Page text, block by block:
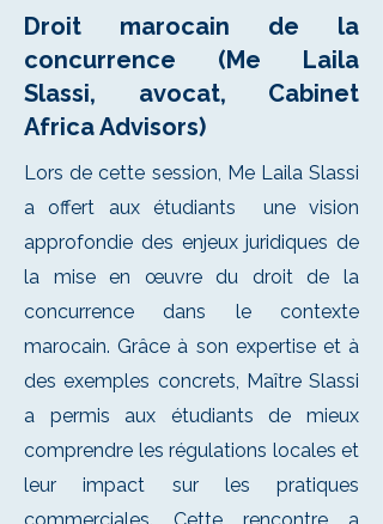
Droit marocain de la
concurrence (Me Laila
Slassi, avocat, Cabinet
Africa Advisors)
Lors de cette session, Me Laila Slassi
a offert aux étudiants une vision
approfondie des enjeux juridiques de
la mise en œuvre du droit de la
concurrence dans le contexte
marocain. Grâce à son expertise et à
des exemples concrets, Maître Slassi
a permis aux étudiants de mieux
comprendre les régulations locales et
leur impact sur les pratiques